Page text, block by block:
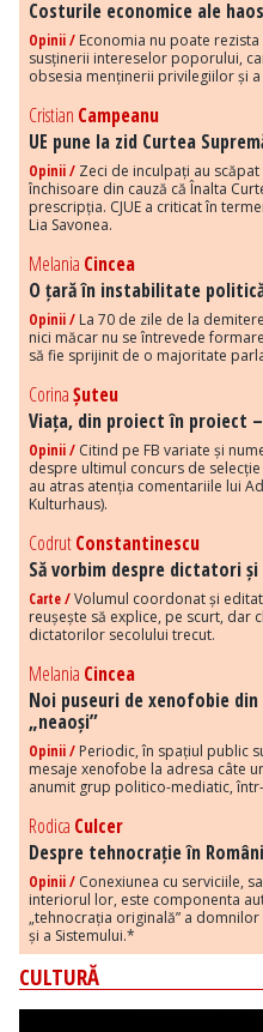
Costurile economice ale
Opinii / Economia nu poate
susținerii intereselor poporului,
obsesia menținerii privilegiilor și
Cristian Campeanu
UE pune la zid Curtea
Opinii / Zeci de inculpați au
închisoare din cauză că Înalta
prescripția. CJUE a criticat în
Lia Savonea.
Melania Cincea
O țară în instabilitate
Opinii / La 70 de zile de la
nici măcar nu se întrevede
să fie sprijinit de o majoritate
CorinaȘuteu
Viața, din proiect în proiect –
Opinii / Citind pe FB variate și
despre ultimul concurs de
au atras atenția comentariile lui
Kulturhaus).
CodrutConstantinescu
Să vorbim despre dictatori
Carte /Volumul coordonat și
reușește să explice, pe scurt, dar
dictatorilor secolului trecut.
Melania Cincea
Noi puseuri de xenofobie
„neaoși”
Opinii / Periodic, în spațiul public
mesaje xenofobe la adresa câte
anumit grup politico-mediatic,
Rodica Culcer
Despre tehnocrație în
Opinii / Conexiunea cu serviciile,
interiorul lor, este componenta
„tehnocrația originală” a domnilor
și a Sistemului.*
CULTURĂ